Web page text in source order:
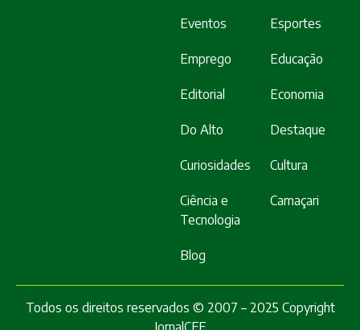
Eventos Esportes
Emprego Educação
Editorial Economia
Do Alto Destaque
Curiosidades Cultura
Ciência e
Tecnologia
Camaçari
Blog
Todos os direitos reservados © 2007 – 2025 Copyright
JornalCFF